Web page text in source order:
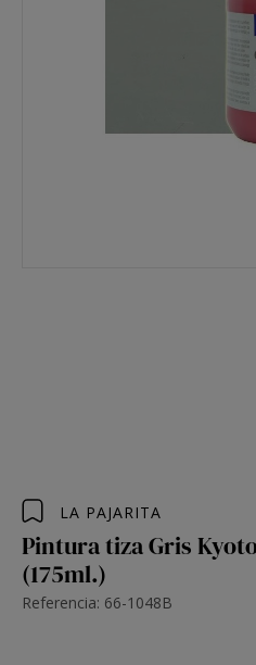
LA PAJARITA
Pintura tiza Gris
(175ml.)
Referencia: 66-1048B